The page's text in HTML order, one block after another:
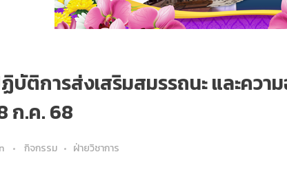
บัติการส่งเสริมสมรรถนะ และคว
ก.ค. 68
กิจกรรม ฝ่ายวิชาการ